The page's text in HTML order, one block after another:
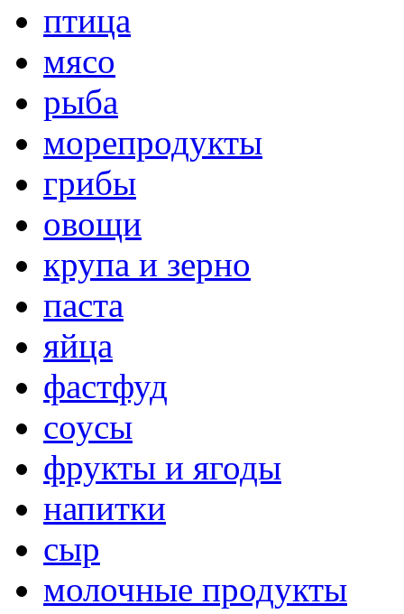
птица
мясо
рыба
морепродукты
грибы
овощи
крупа и зерно
паста
яйца
фастфуд
соусы
фрукты и ягоды
напитки
сыр
молочные продукты